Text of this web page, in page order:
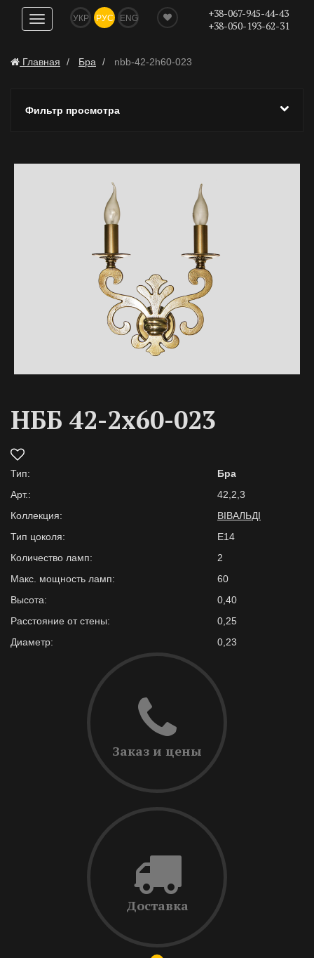
Показать
навигацию
УКР РУС ENG
+38-067-945-44-43
+38-050-193-62-31
Главная Бра nbb-42-2h60-023
Фильтр просмотра
НББ 42-2х60-023
Тип:
Бра
Арт.:
42,2,3
Коллекция:
ВІВАЛЬДІ
Тип цоколя:
E14
Количество ламп:
2
Макс. мощность ламп:
60
Высота:
0,40
Расстояние от стены:
0,25
Диаметр:
0,23
Заказ и цены
Доставка